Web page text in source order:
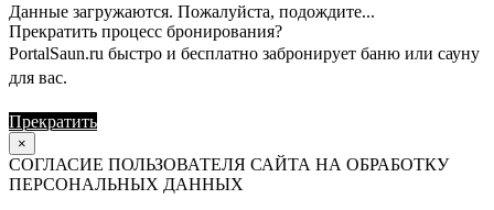
Данные загружаются. Пожалуйста, подождите...
Прекратить процесс бронирования?
PortalSaun.ru быстро и бесплатно забронирует баню или сауну
для вас.
Прекратить
×
СОГЛАСИЕ ПОЛЬЗОВАТЕЛЯ САЙТА НА ОБРАБОТКУ
ПЕРСОНАЛЬНЫХ ДАННЫХ